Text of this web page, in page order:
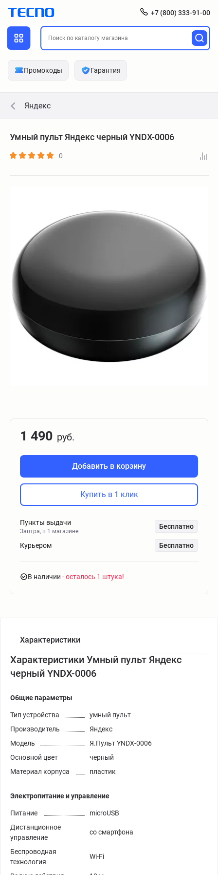
+7 (800) 333-91-00
Промокоды Гарантия
Яндекс
Умный пульт Яндекс черный YNDX-0006
0
1 490 руб.
Добавить в корзину
Купить в 1 клик
Пункты выдачи
Завтра, в 1 магазине
Бесплатно
Курьером Бесплатно
В наличии - осталось 1 штука
Характеристики
Характеристики Умный пульт Яндекс
черный YNDX-0006
Общие параметры
Тип устройства
умный пульт
Производитель
Яндекс
Модель
Я.Пульт YNDX-0006
Основной цвет
черный
Материал корпуса
пластик
Электропитание и управление
Питание
microUSB
Дистанционное
управление
со смартфона
Беспроводная
технология
Wi-Fi